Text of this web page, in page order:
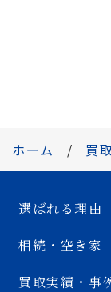
ホーム 買
選ばれる理由
相続・空き家
買取実績・事